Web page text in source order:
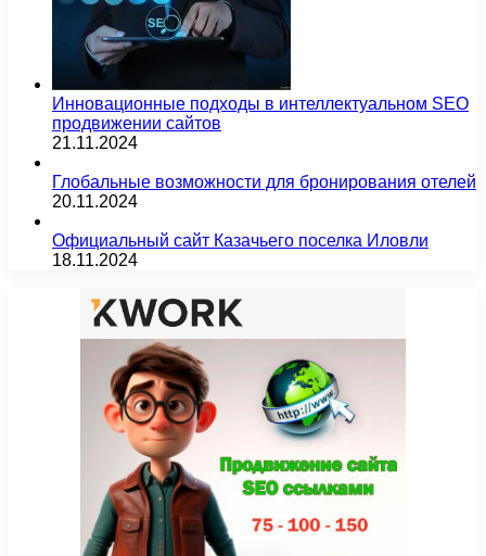
Инновационные подходы в интеллектуальном SEO
продвижении сайтов
21.11.2024
Глобальные возможности для бронирования отелей
20.11.2024
Официальный сайт Казачьего поселка Иловли
18.11.2024